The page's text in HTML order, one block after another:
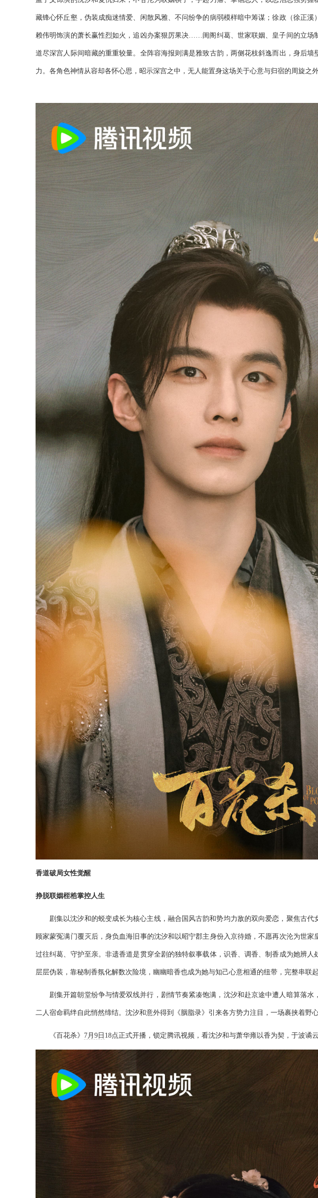
藏锋心怀丘壑 ， 伪装成痴迷情爱、闲散风雅、不问纷争的病弱模样暗中筹谋；徐政（徐正溪
赖伟明饰演的萧长赢性烈如火，追凶办案狠厉果决……闺阁纠葛、世家联姻、皇子间的立场
道尽深宫人际间暗藏的重重较量。全阵容海报则满是雅致古韵，两侧花枝斜逸而出，身后
力。各角色神情从容却各怀心思，昭示深宫之中，无人能置身这场关于心意与归宿的周旋之
香道破局女性觉醒
挣脱联姻桎梏掌控人生
剧集以沈汐和的蜕变成长为核心主线，融合国风古韵和势均力敌的双向爱恋，聚焦古代
顾家蒙冤满门覆灭后，身负血海旧事的沈汐和以昭宁郡主身份入京待婚，不愿再次沦为世
过往纠葛、守护至亲。非遗香道是贯穿全剧的独特叙事载体，识香、调香、制香成为她辨
层层伪装，靠秘制香氛化解数次险境，幽幽暗香也成为她与知己心意相通的纽带，完整串联
剧集开篇朝堂纷争与情爱双线并行，剧情节奏紧凑饱满，沈汐和赴京途中遭人暗算落水
二人宿命羁绊自此悄然缔结。沈汐和意外得到《胭脂录》引来各方势力注目，一场裹挟着野
《百花杀》 7月9日 18点正式开播，锁定腾讯视频，看沈汐和与萧华雍以香为契，于波谲